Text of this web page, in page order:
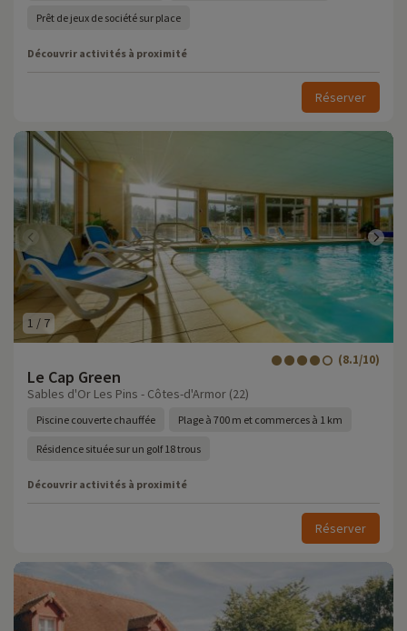
Prêt de jeux de société sur place
Découvrir activités à proximité
Réserver
1 / 7
Le Cap Green
(8.1/10)
Sables d'Or Les Pins - Côtes-d'Armor (22)
Piscine couverte chauffée Plage à 700 m et commerces à 1 km
Résidence située sur un golf 18 trous
Découvrir activités à proximité
Réserver